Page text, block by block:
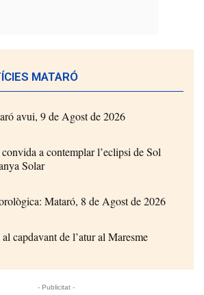
MATARÓ
avui, 9 de Agost de 2026
a contemplar l’eclipsi de Sol
Solar
Mataró, 8 de Agost de 2026
capdavant de l’atur al Maresme
- Publicitat -